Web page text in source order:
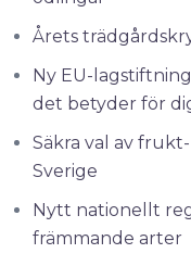
Årets
Ny EU-
det betyder för
Säkra val av
Sverige
Nytt nationellt
främmande arter